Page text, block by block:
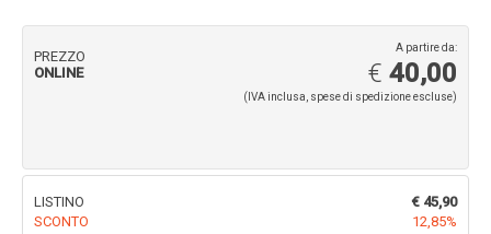
PREZZO
ONLINE
A partire da:
€ 40,00
(IVA inclusa, spese di spedizione escluse)
LISTINO
€ 45,90
SCONTO
12,85%